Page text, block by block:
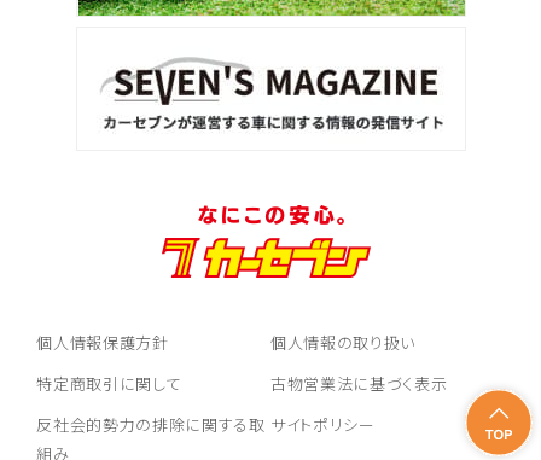
個人情報保護方針
個人情報の取り扱い
特定商取引に関して
古物営業法に基づく表示
反社会的勢力の排除に関する取
組み
サイトポリシー